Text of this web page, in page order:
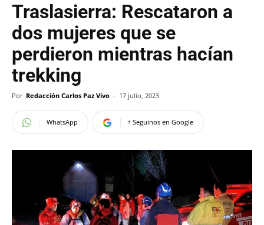
Traslasierra: Rescataron a
dos mujeres que se
perdieron mientras hacían
trekking
Por Redacción Carlos Paz Vivo - 17 julio, 2023
WhatsApp + Seguinos en Google